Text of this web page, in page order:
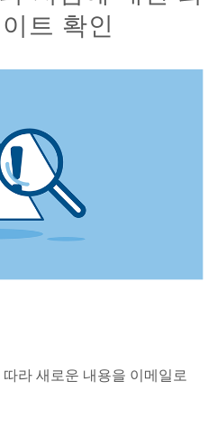
트 확인
라 새로운 내용을 이메일로